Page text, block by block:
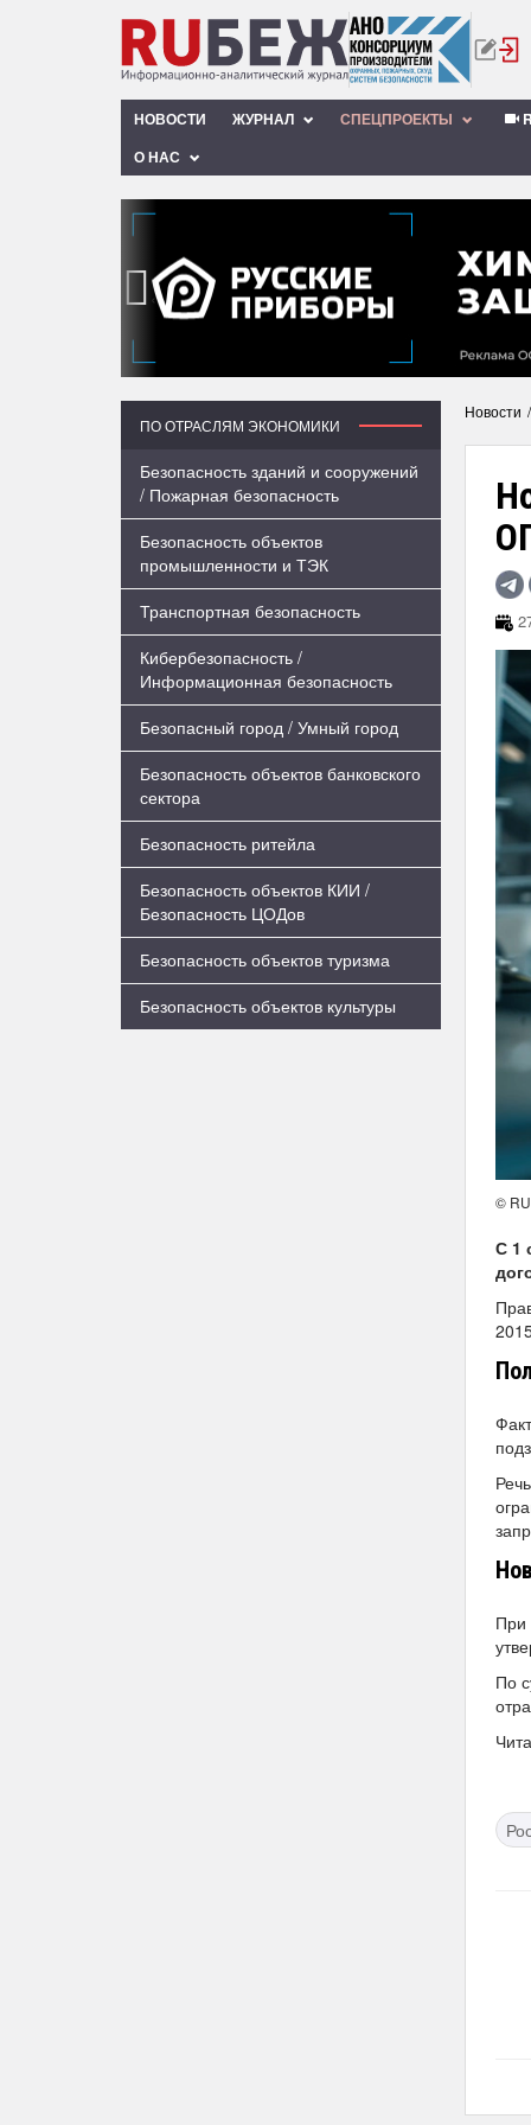
НОВОСТИ ЖУРНАЛ СПЕЦПРОЕКТЫ
О НАС
‹
ПО ОТРАСЛЯМ ЭКОНОМИКИ
Безопасность зданий и сооружений
/ Пожарная безопасность
Безопасность объектов
промышленности и ТЭК
Транспортная безопасность
Кибербезопасность /
Информационная безопасность
Безопасный город / Умный город
Безопасность объектов банковского
сектора
Безопасность ритейла
Безопасность объектов КИИ /
Безопасность ЦОДов
Безопасность объектов туризма
Безопасность объектов культуры
Новости
©
С 1
При
По